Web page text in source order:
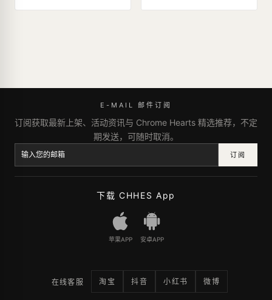
E-MAIL 邮件订阅
订阅获取最新上架、活动资讯与 Chrome Hearts 精选推荐，不定
期发送，可随时取消。
订阅
下载 CHHES App
苹果APP 安卓APP
在线客服 淘宝 抖音 小红书 微博